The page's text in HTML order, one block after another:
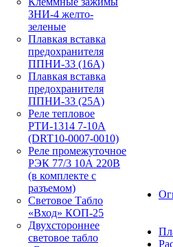
ЗНИ-4 желто-
зеленые
Плавкая вставка
предохранителя
ППНИ-33 (16А)
Плавкая вставка
предохранителя
ППНИ-33 (25А)
Реле тепловое
РТИ-1314 7-10А
(DRT10-0007-0010)
Реле промежуточное
РЭК 77/3 10А 220В
(в комплекте с
разъемом)
Световое Табло
«Вход» КОП-25
Двухстороннее
световое табло